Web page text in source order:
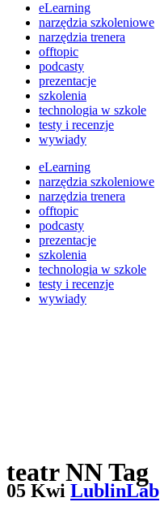
eLearning
narzędzia szkoleniowe
narzędzia trenera
offtopic
podcasty
prezentacje
szkolenia
technologia w szkole
testy i recenzje
wywiady
eLearning
narzędzia szkoleniowe
narzędzia trenera
offtopic
podcasty
prezentacje
szkolenia
technologia w szkole
testy i recenzje
wywiady
teatr NN Tag
05 Kwi LublinLab